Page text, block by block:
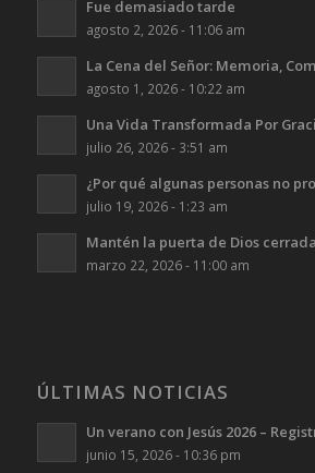
Fue demasiado tarde
agosto 2, 2026 - 11:06 am
La Cena del Señor: Memoria,
agosto 1, 2026 - 10:22 am
Una Vida Transformada Por
julio 26, 2026 - 3:51 am
¿Por qué algunas personas no
julio 19, 2026 - 1:23 am
Mantén la puerta de Dios cerrada
marzo 22, 2026 - 11:00 am
ÚLTIMAS NOTICIAS
Un verano con Jesús 2026 –
junio 15, 2026 - 10:36 pm